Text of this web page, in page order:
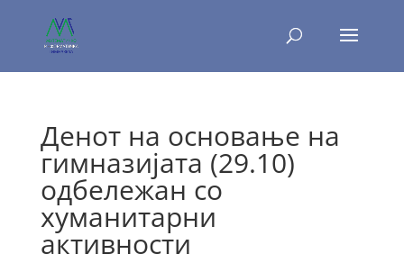
Денот на основање на
гимназијата (29.10)
одбележан со
хуманитарни
активности